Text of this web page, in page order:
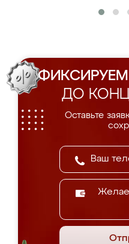
ФИКСИРУЕМ
ДО
Оставьте